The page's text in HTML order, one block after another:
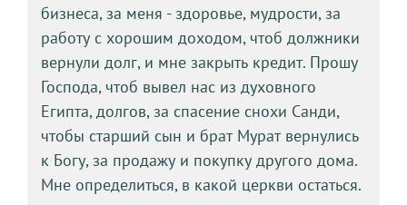
бизнеса, за меня - здоровье, мудрости, за
работу с хорошим доходом, чтоб должники
вернули долг, и мне закрыть кредит. Прошу
Господа, чтоб вывел нас из духовного
Египта, долгов, за спасение снохи Санди,
чтобы старший сын и брат Мурат вернулись
к Богу, за продажу и покупку другого дома.
Мне определиться, в какой церкви остаться.